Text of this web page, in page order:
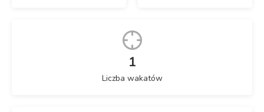
1
Liczba wakatów